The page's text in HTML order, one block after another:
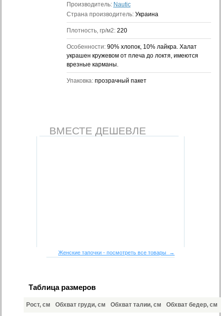
Производитель: Nautic
Страна производитель: Украина
Плотность, гр/м2: 220
Особенности: 90% хлопок, 10% лайкра. Халат
украшен кружевом от плеча до локтя, имеются
врезные карманы.
Упаковка: прозрачный пакет
ВМЕСТЕ ДЕШЕВЛЕ
Женские тапочки - посмотреть все товары →
Таблица размеров
Рост, см Обхват груди, см Обхват талии, см Обхват бедер, см